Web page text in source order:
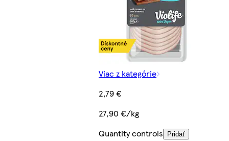
Viac z kategórie
2,79 €
27,90 €/kg
Quantity controls
Pridať